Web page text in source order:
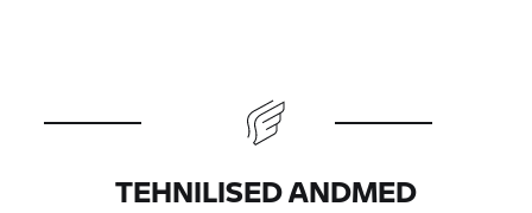
TEHNILISED ANDMED